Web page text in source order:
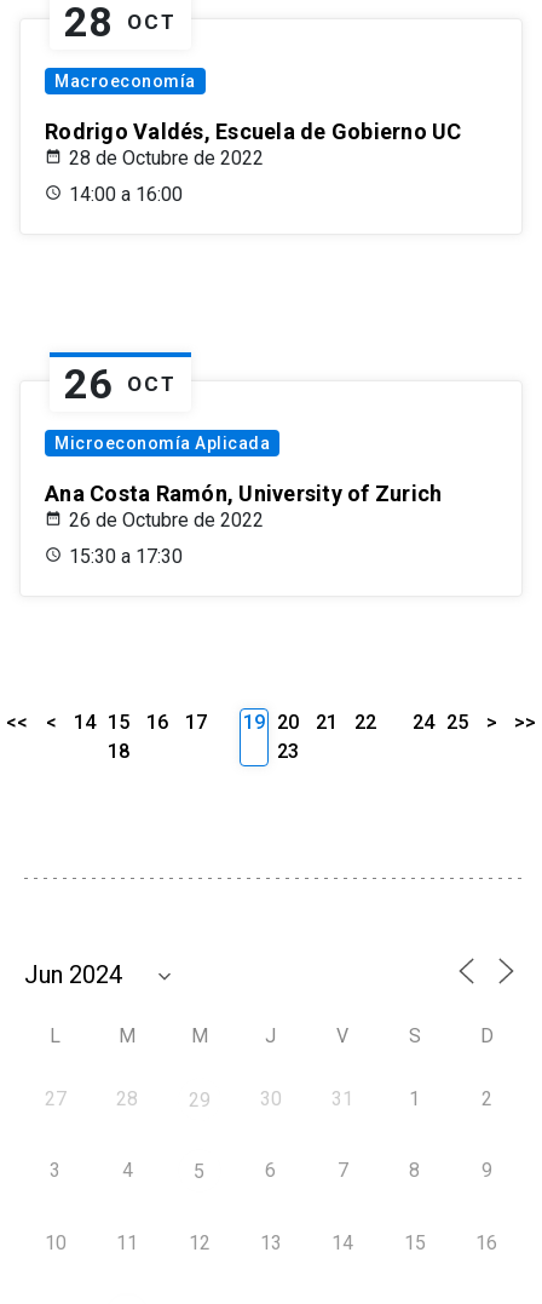
28 OCT
Macroeconomía
Rodrigo Valdés, Escuela de Gobierno UC
28 de Octubre de 2022
14:00 a 16:00
26 OCT
Microeconomía Aplicada
Ana Costa Ramón, University of Zurich
26 de Octubre de 2022
15:30 a 17:30
<< < 14 15 16
17
18
19 20 21
22
23
24 25 > >>
L M M J V S D
27 28 29 30 31 1 2
3 4 5 6 7 8 9
10 11 12 13 14 15 16